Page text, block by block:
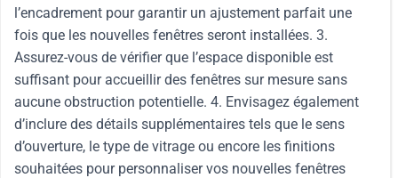
l’encadrement pour garantir un ajustement parfait une
fois que les nouvelles fenêtres seront installées. 3.
Assurez-vous de vérifier que l’espace disponible est
suffisant pour accueillir des fenêtres sur mesure sans
aucune obstruction potentielle. 4. Envisagez également
d’inclure des détails supplémentaires tels que le sens
d’ouverture, le type de vitrage ou encore les finitions
souhaitées pour personnaliser vos nouvelles fenêtres